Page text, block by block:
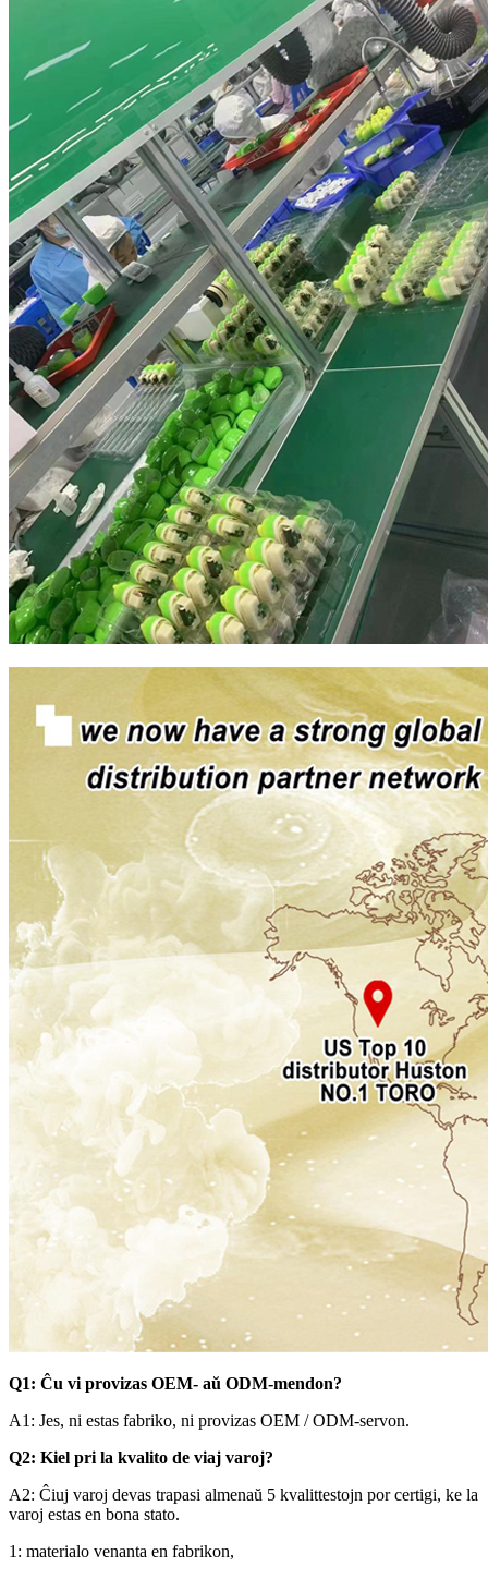
Q1: Ĉu vi provizas OEM- aŭ ODM-mendon?
A1: Jes, ni estas fabriko, ni provizas OEM / ODM-servon.
Q2: Kiel pri la kvalito de viaj varoj?
A2: Ĉiuj varoj devas trapasi almenaŭ 5 kvalittestojn por certigi, ke la
varoj estas en bona stato.
1: materialo venanta en fabrikon,